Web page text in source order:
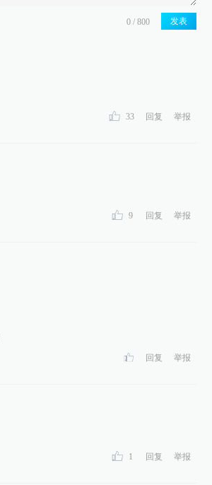
发表
33 回复 举报
9 回复 举报
回复 举报
1 回复 举报